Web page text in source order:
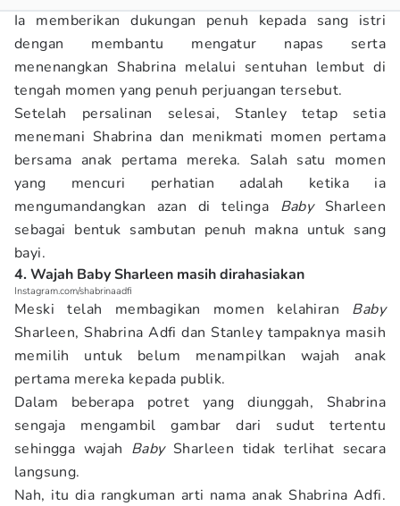
Ia memberikan dukungan penuh kepada sang istri
dengan membantu mengatur napas serta
menenangkan Shabrina melalui sentuhan lembut di
tengah momen yang penuh perjuangan tersebut.
Setelah persalinan selesai, Stanley tetap setia
menemani Shabrina dan menikmati momen pertama
bersama anak pertama mereka. Salah satu momen
yang mencuri perhatian adalah ketika ia
mengumandangkan azan di telinga BabySharleen
sebagai bentuk sambutan penuh makna untuk sang
bayi.
4. Wajah Baby Sharleen masih dirahasiakan
Instagram.com/shabrinaadfi
Meski telah membagikan momen kelahiran Baby
Sharleen, Shabrina Adfi dan Stanley tampaknya masih
memilih untuk belum menampilkan wajah anak
pertama mereka kepada publik.
Dalam beberapa potret yang diunggah, Shabrina
sengaja mengambil gambar dari sudut tertentu
sehingga wajah BabySharleen tidak terlihat secara
langsung.
Nah, itu dia rangkuman arti nama anak Shabrina Adfi.